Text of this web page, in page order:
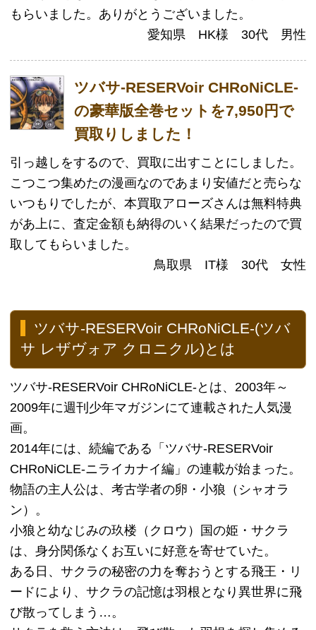
画。
2014年には、続編である「ツバサ-RESERVoir
CHRoNiCLE-ニライカナイ編」の連載が始まった。
小狼と幼なじみの玖楼（クロウ）国の姫・サクラ
は、身分関係なくお互いに好意を寄せていた。
ある日、サクラの秘密の力を奪おうとする飛王・リ
ードにより、サクラの記憶は羽根となり異世界に飛
び散ってしまう…。
サクラを救う方法は、飛び散った羽根を探し集める
方法のみ。
小狼はサクラを救うため、異世界へ何度も移動する
力を持つ次元の魔女の元へ行き、様々な異世界を冒
2005年・2006年にはNHKにてテレビでアニメ化。
2005年には「劇場版ツバサ・クロニクル 鳥カゴの
ツバサ-RESERVoir CHRoNiCLE-の買取を考えてい
るお客様に朗報です！
に限りまして
買取金額を３０％アップさせて頂くキャンペーンを
実施中です。
３０％アップ分は現金でお支払いいたしますので、
ご安心下さい！
初めての方も迷われている方も、ぜひこの時期にご
利用下さいませ。
（上記に表示しております買取価格は、キャンペー
ン適応後の価格となっております。）
定！！